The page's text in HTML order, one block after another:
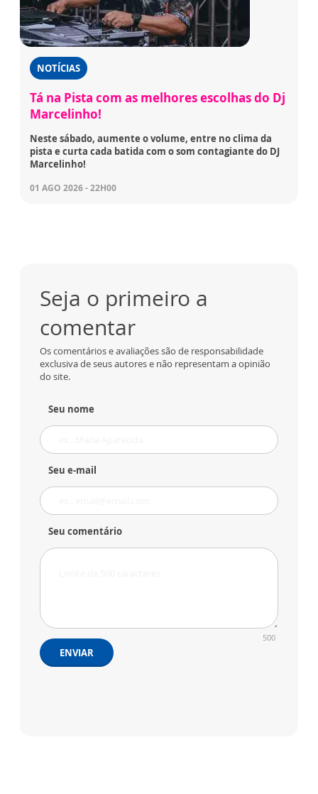
NOTÍCIAS
Tá na Pista com as melhores escolhas do Dj
Marcelinho!
Neste sábado, aumente o volume, entre no clima da
pista e curta cada batida com o som contagiante do DJ
Marcelinho!
01 AGO 2026 - 22H00
Seja o primeiro a
comentar
Os comentários e avaliações são de responsabilidade
exclusiva de seus autores e não representam a opinião
do site.
Seu nome
Seu e-mail
Seu comentário
500
ENVIAR